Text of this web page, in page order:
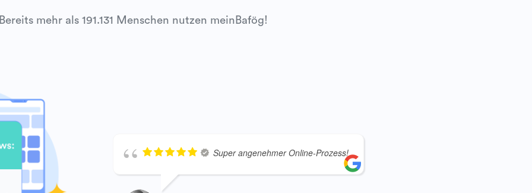
Bereits mehr als 191.131 Menschen nutzen meinBafög!
Super angenehmer Online-Prozess!